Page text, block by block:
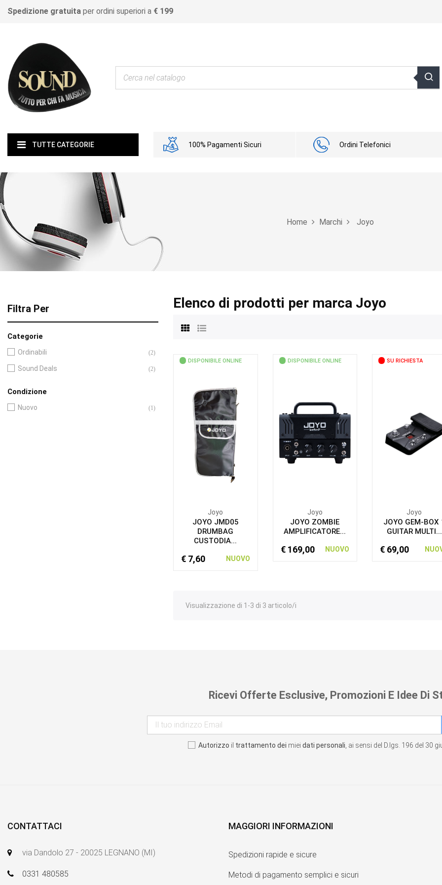
Spedizione gratuita per ordini superiori a € 199
TUTTE CATEGORIE 100% Pagamenti Sicuri Ordini Telefonici
Home Marchi Joyo
Filtra Per
Categorie
Ordinabili (2)
Sound Deals (2)
Condizione
Nuovo (1)
Elenco di prodotti per marca Joyo
DISPONIBILE ONLINE
Joyo
JOYO JMD05
DRUMBAG
CUSTODIA...
€ 7,60 NUOVO
DISPONIBILE ONLINE
Joyo
JOYO ZOMBIE
AMPLIFICATORE...
€ 169,00 NUOVO
SU RICHIESTA
Joyo
JOYO GEM-BOX
GUITAR MULTI...
€ 69,00
Visualizzazione di 1-3 di 3 articolo/i
Ricevi Offerte Esclusive, Promozioni E Idee Di
Autorizzo il trattamento dei miei dati personali , ai sensi del D.lgs. 196 del 30
CONTATTACI
via Dandolo 27 - 20025 LEGNANO (MI)
0331 480585
MAGGIORI INFORMAZIONI
Spedizioni rapide e sicure
Metodi di pagamento semplici e sicuri